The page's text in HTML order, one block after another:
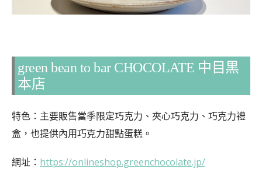
green bean to bar CHOCOLATE 中目黒
本店
特色：主要販售當季限定巧克力、夾心巧克力、巧克力禮
盒，也提供內用巧克力甜點蛋糕。
網址： https://onlineshop.greenchocolate.jp/